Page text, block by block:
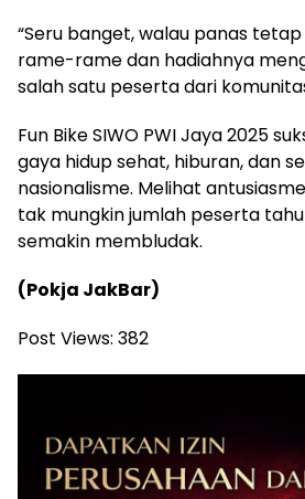
“Seru banget, walau panas
rame-rame dan hadiahnya
salah satu peserta dari
Fun Bike SIWO PWI Jaya 2025
gaya hidup sehat, hiburan, dan
nasionalisme. Melihat
tak mungkin jumlah peserta
semakin membludak.
(Pokja JakBar)
Post Views: 382